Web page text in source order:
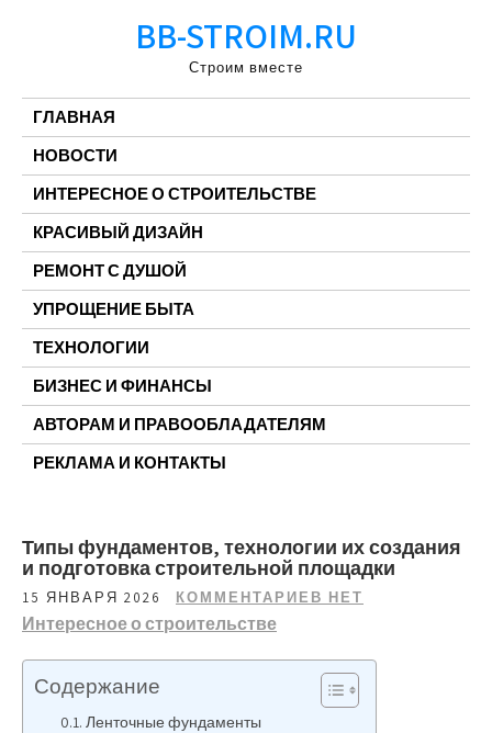
BB-STROIM.RU
Строим вместе
ГЛАВНАЯ
НОВОСТИ
ИНТЕРЕСНОЕ О СТРОИТЕЛЬСТВЕ
КРАСИВЫЙ ДИЗАЙН
РЕМОНТ С ДУШОЙ
УПРОЩЕНИЕ БЫТА
ТЕХНОЛОГИИ
БИЗНЕС И ФИНАНСЫ
АВТОРАМ И ПРАВООБЛАДАТЕЛЯМ
РЕКЛАМА И КОНТАКТЫ
Типы фундаментов, технологии их создания
и подготовка строительной площадки
15 ЯНВАРЯ 2026 КОММЕНТАРИЕВ НЕТ
Интересное о строительстве
Содержание
Ленточные фундаменты